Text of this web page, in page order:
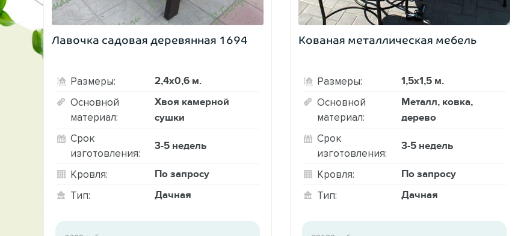
Лавочка садовая деревянная 1694
Размеры: 2,4х0,6 м.
Основной
материал:
Хвоя камерной
сушки
Срок
изготовления:
3-5 недель
Кровля: По запросу
Тип: Дачная
Кованая металлическая мебель
Размеры: 1,5х1,5 м.
Основной
материал:
Металл, ковка,
дерево
Срок
изготовления:
3-5 недель
Кровля: По запросу
Тип: Дачная